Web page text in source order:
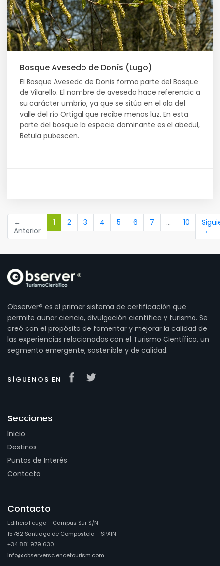
Bosque Avesedo de Donís (Lugo)
El Bosque Avesedo de Donís forma parte del Bosque
de Vilarello. El nombre de avesedo hace referencia a
su carácter umbrío, ya que se sitúa en el ala del
valle del río Ortigal que recibe menos luz. En esta
parte del bosque la especie dominante es el abedul,
Betula pubescen.
←
Anterior
1 (current)
2 3 4 5 6 7 … 10
→
Observer® es el primer sistema de certificación que
permite aunar ciencia, divulgación científica y turismo. Se
creó con el propósito de fomentar y mejorar la calidad de
las experiencias relacionadas con el Turismo Científico, un
segmento emergente, sostenible y de calidad.
SÍGUENOS EN
Secciones
Inicio
Destinos
Puntos de Interés
Contacto
Contacto
Edificio Feuga - Campus Sur S/N
15782 Santiago de Compostela - SPAIN
+34 881 979 630
info@observersciencetourism.com